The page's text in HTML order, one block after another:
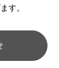
す。